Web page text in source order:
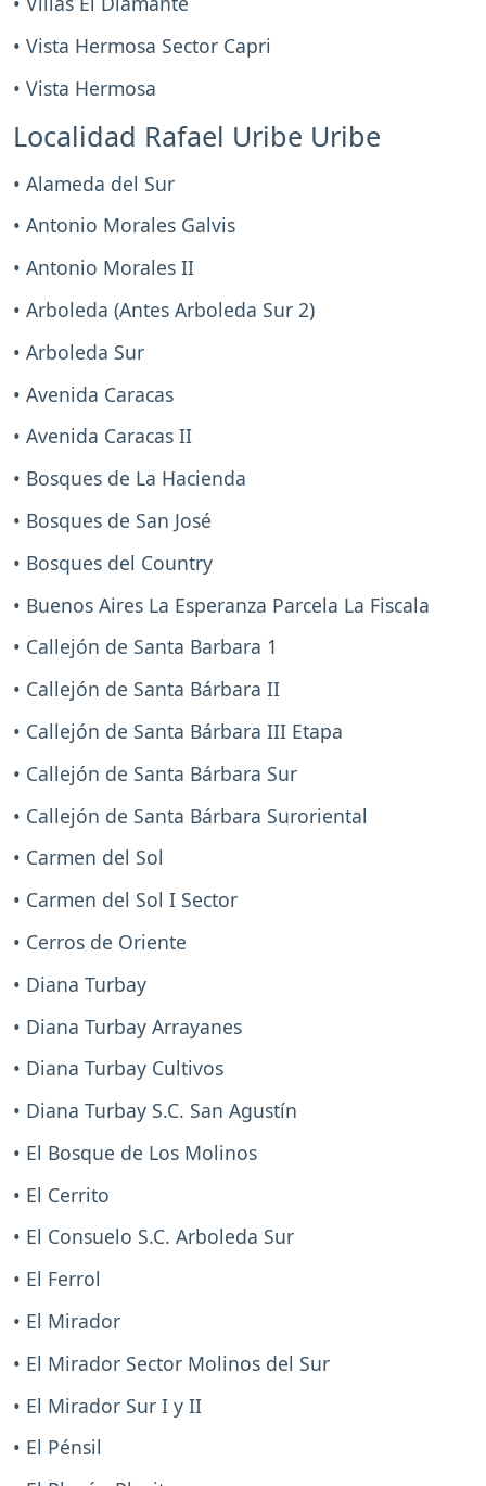
• Vista Hermosa Sector Capri
• Vista Hermosa
Localidad Rafael Uribe Uribe
• Alameda del Sur
• Antonio Morales Galvis
• Antonio Morales II
• Arboleda (Antes Arboleda Sur 2)
• Arboleda Sur
• Avenida Caracas
• Avenida Caracas II
• Bosques de La Hacienda
• Bosques de San José
• Bosques del Country
• Buenos Aires La Esperanza Parcela La Fiscala
• Callejón de Santa Barbara 1
• Callejón de Santa Bárbara II
• Callejón de Santa Bárbara III Etapa
• Callejón de Santa Bárbara Sur
• Callejón de Santa Bárbara Suroriental
• Carmen del Sol
• Carmen del Sol I Sector
• Cerros de Oriente
• Diana Turbay
• Diana Turbay Arrayanes
• Diana Turbay Cultivos
• Diana Turbay S.C. San Agustín
• El Bosque de Los Molinos
• El Cerrito
• El Consuelo S.C. Arboleda Sur
• El Ferrol
• El Mirador
• El Mirador Sector Molinos del Sur
• El Mirador Sur I y II
• El Pénsil